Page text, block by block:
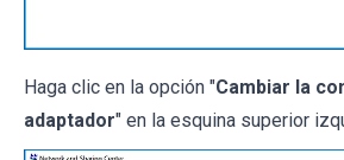
Haga clic en la opción "Cambiar la
adaptador" en la esquina superior